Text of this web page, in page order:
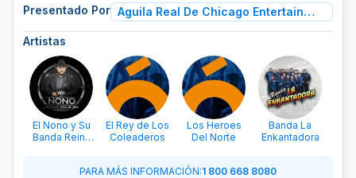
Presentado Por Aguila Real De Chicago Entertainment
Artistas
El Nono y Su
Banda Reina
El Rey de Los
Coleaderos
Los Heroes
Del Norte
Banda La
Enkantadora
PARA MÁS INFORMACIÓN:1 800 668 8080